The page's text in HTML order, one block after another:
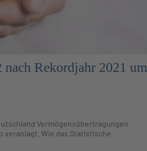
nach Rekordjahr 2021 um
Vermögensübertragungen
veranlagt. Wie das Statistische